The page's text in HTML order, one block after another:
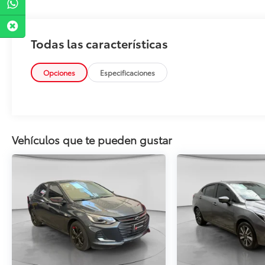
Todas las características
Opciones Especificaciones
Vehículos que te pueden gustar